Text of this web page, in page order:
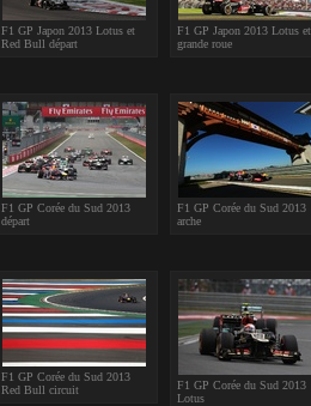
F1 GP Japon 2013 Lotus et
Red Bull départ
F1 GP Japon 2013 Lotus et
grande roue
F1 GP Corée du Sud 2013
départ
F1 GP Corée du Sud 2013
arche
F1 GP Corée du Sud 2013
Red Bull circuit
F1 GP Corée du Sud 2013
Lotus